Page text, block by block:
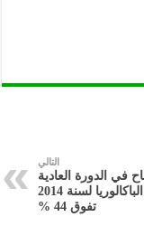
التالي
في الدورة العادية
لامتحانات الباكالوريا لسنة 2014
تفوق 44 %